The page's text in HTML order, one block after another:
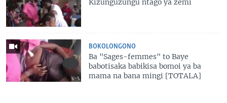
Kizunguzungu ntago ya zemi
BOKOLONGONO
Ba "Sages-femmes" to Baye
babotisaka babikisa bomoi ya ba
mama na bana mingi [TOTALA]